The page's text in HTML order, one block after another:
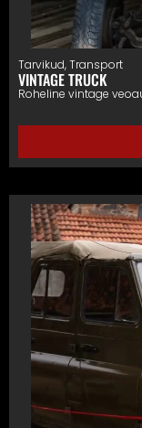
Tarvikud,Transport
VINTAGE TRUCK
Roheline vintage